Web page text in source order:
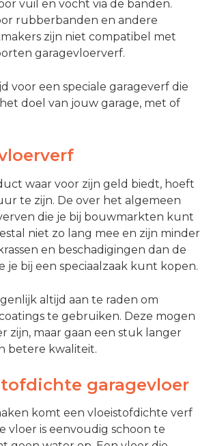
vuil en vocht via de banden.
rubberbanden en andere
zijn niet compatibel met
garagevloerverf.
voor een speciale garageverf die
doel van jouw garage, met of
waar voor zijn geld biedt, hoeft
te zijn. De over het algemeen
die je bij bouwmarkten kunt
niet zo lang mee en zijn minder
en beschadigingen dan de
je bij een speciaalzaak kunt kopen.
altijd aan te raden om
te gebruiken. Deze mogen
zijn, maar gaan een stuk langer
betere kwaliteit.
garagevloer
komt een vloeistofdichte verf
vloer is eenvoudig schoon te